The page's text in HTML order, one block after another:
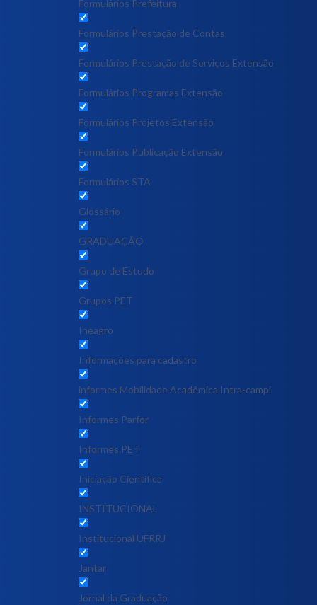
Formulários Prefeitura
Formulários Prestação de Contas
Formulários Prestação de Serviços Extensão
Formulários Programas Extensão
Formulários Projetos Extensão
Formulários Publicação Extensão
Formulários STA
Glossário
GRADUAÇÃO
Grupo de Estudo
Grupos PET
Ineagro
Informações para cadastro
informes Mobilidade Acadêmica Intra-campi
Informes Parfor
Informes PET
Iniciação Científica
INSTITUCIONAL
Institucional UFRRJ
Jantar
Jornal da Graduação